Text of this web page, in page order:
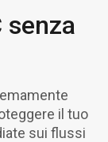
senza
il tuo
sui flussi